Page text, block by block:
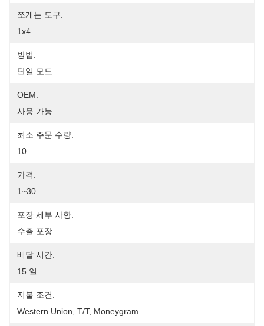
쪼개는 도구:
1x4
방법:
단일 모드
OEM:
사용 가능
최소 주문 수량:
10
가격:
1~30
포장 세부 사항:
수출 포장
배달 시간:
15 일
지불 조건:
Western Union, T/T, Moneygram